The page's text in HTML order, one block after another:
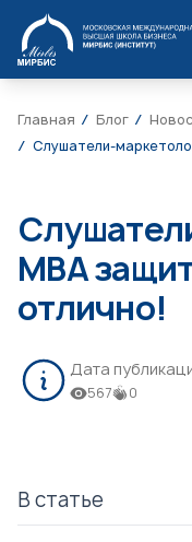
МИРБИС
Главная Блог
Слушатели-
МВА
отлично!
Дата
567 0
В статье